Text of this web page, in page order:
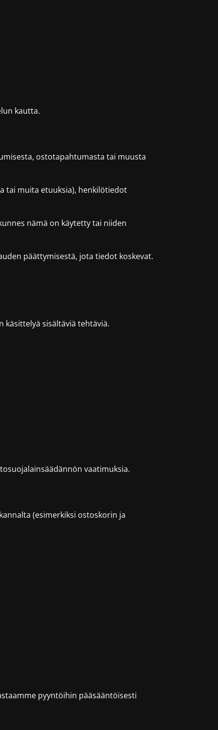
kautta.
ostotapahtumasta tai muusta
tai muita etuuksia), henkilötiedot
nämä on käytetty tai niiden
päättymisestä, jota tiedot koskevat.
sisältäviä tehtäviä.
vaatimuksia.
(esimerkiksi ostoskorin ja
pyyntöihin pääsääntöisesti